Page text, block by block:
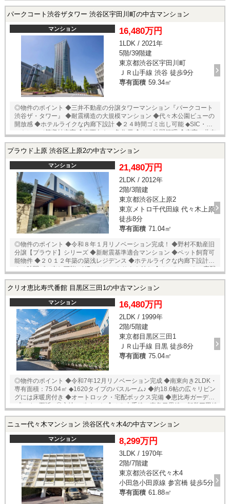
ン【恵比寿】徒歩１２分 ◆ライフ セントラルスクエア恵比寿ガーデン
ーソン 天現寺店 徒歩３分 ◆セブンイレブン 渋谷恵比寿３丁目店
徒歩４分 ◆トモズ 恵比寿ガーデンプレイス店 徒歩８分 ◆国立科学博
物館附属自然教育園 徒歩１０分 ◆東京都立広尾病院 救命救急センタ
ー 徒歩１０分 □トランクルーム使用料：１５００円/月 ★即日内覧可能
物件！お好きな日時でご内覧可能！ 当店までお電話いただくか、もしく
は24時間対応可能「内覧予約・お問い合わせ」フォームよりお問い合わ
せ下さい！ ご来店が困難な場合は、ご希望場所でのお待ち合わせも可能
です。
パークコート渋谷ザタワー 渋谷区宇田川町の中古マンション
マンション 16,480万円
1LDK / 2021年
5階/39階建
東京都渋谷区宇田川町
ＪＲ山手線 渋谷 徒歩9分
専有面積 59.34㎡
◎物件のポイント ◆三井不動産の分譲タワーマンション『パークコート
渋谷ザ・タワー』 ◆耐震構造の大規模マンション ◆代々木公園ビューの
開放感 ◆ホテルライクな内廊下設計 ◆２４時間ゴミ出し可能 ◆SIC・WIC
ストレージ等収納充実 ◆南西向き・角住戸 ◆２４時間管理 ◆充実の共有
施設 ◆ペット飼育可（細則有） ◎立地のポイント ◆JR山手線【渋谷】徒
歩９分 ◆東京メトロ千代田線・副都心線【明治神宮】徒歩１１分 ◆セブ
徒歩４分 ◆まいばすけっと 渋谷神山町店 徒歩４分 ◆東急フードショ
ー 徒歩１０分 ◆マツモトキヨシ 渋谷店 徒歩５分 ◆スギドラッグ
井の頭通り店 徒歩５分 ◆北谷公園 徒歩４分 ◆代々木公園 徒歩１０
分 ◆MYメディカルクリニック渋谷 徒歩７分 □インターネット使用料：
２４２０円/月 □解体準備金：１４１２０円/月 ★即日内覧可能物件！お好
きな日時でご内覧可能！★ 当店までお電話いただくか、もしくは24時間
対応可能「内覧予約・お問い合わせ」フォームよりお問い合わせ下さ
い！業務に精通したスタッフが丁寧に対応致します。ご来店が困難な場
合は、ご希望場所でのお待ち合わせも可能です。
プラウド上原 渋谷区上原2の中古マンション
マンション 21,480万円
2LDK / 2012年
2階/3階建
東京都渋谷区上原2
東京メトロ千代田線 代々木上原
徒歩8分
専有面積 71.04㎡
◎物件のポイント ◆令和８年１月リノベーション完成！ ◆野村不動産旧
分譲【プラウド】シリーズ ◆新耐震基準適合マンション ◆ペット飼育可
能物件 ◆２０１２年築の築浅レジデンス ◆ホテルライクな内廊下設計 ◆
２４時間ゴミ出し可能 ◆UBにはミストサウナ付き ◆オートロック・宅配
付き ◆キッチンの背面には備え付けのカップボード ◎立地のポイント ◆
【駒場東大前】徒歩１２分 ◆マルエツ 代々木上原店 徒歩８分 ◆成城
石井 富ヶ谷店 徒歩１２分 ◆セブンイレブン 渋谷上原二丁目店 徒
歩４分 ◆ファミリーマート 代々木上原駅前店 徒歩７分 ◆ココカラフ
ァイン 代々木上原店 徒歩７分 ◆代々木公園 徒歩１４分 ◆駒場公
園 徒歩１３分 ◆東邦大学医療センター大橋病院 徒歩１８分 □オプテ
ィキャスト利用料：４９５円/月 □トランクルーム使用料：５００円/月 ★
即日内覧可能物件！お好きな日時でご内覧可能！★ 当店までお電話いた
だくか、もしくは24時間対応可能「内覧予約・お問い合わせ」フォーム
よりお問い合わせ下さい！業務に精通したスタッフが丁寧に対応致しま
クリオ恵比寿弐番館 目黒区三田1の中古マンション
マンション 16,480万円
2LDK / 1999年
2階/5階建
東京都目黒区三田1
ＪＲ山手線 目黒 徒歩8分
専有面積 75.04㎡
◎物件のポイント ◆令和7年12月リノベーション完成 ◆南東向き2LDK・
専有面積：75.04㎡ ◆1620タイプのバスルーム♪ ◆約18.6帖の広々リビン
グには床暖房付き ◆オートロック・宅配ボックス完備 ◆恵比寿ガーデン
プレイス至近♪ ◎立地のポイント ◆ＪＲ山手線・東急目黒線・都営三田線
大崎2丁目店 徒歩5分 ◆ファミリーマート 目黒三田通り店 徒歩6分 ◆恵比
歩9分 ◆三田丘の上公園 徒歩3分 ★即日内覧可能物件！お好きな日時で
ご内覧可能！ 当店までお電話いただくか、もしくは24時間対応可能「内
覧予約・お問い合わせ」フォームよりお問い合わせ下さい！ ご来店が困
難な場合は、ご希望場所でのお待ち合わせも可能です。
ニュー代々木マンション 渋谷区代々木4の中古マンション
マンション 8,299万円
3LDK / 1970年
2階/7階建
東京都渋谷区代々木4
小田急小田原線 参宮橋 徒歩5分
専有面積 61.88㎡